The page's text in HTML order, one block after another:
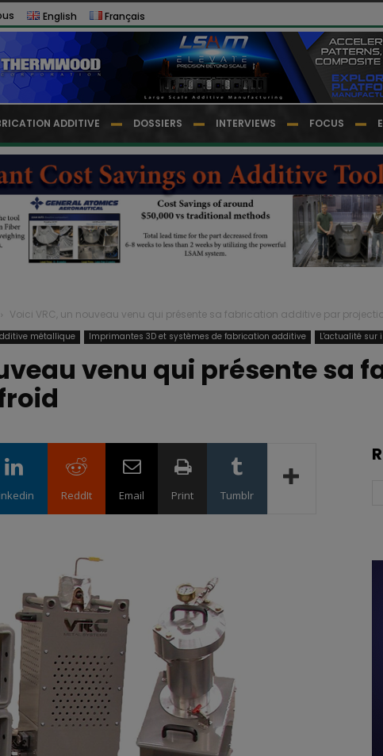
English Français
ADDITIVE DOSSIERS INTERVIEWS FOCUS
Voici VRC, un nouveau venu qui présente sa fabrication additive par
métallique Imprimantes 3D et systèmes de fabrication additive L'actualité sur
venu qui présente sa
ReddIt Email Print Tumblr